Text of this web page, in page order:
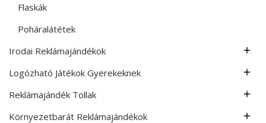
Flaskák
Poháralátétek
Irodai Reklámajándékok

Logózható Játékok Gyerekeknek 
Reklámajándék Tollak 
Környezetbarát Reklámajándékok 